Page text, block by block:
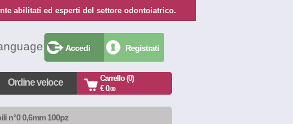
abilitati ed esperti del settore odontoiatrico.
▼ Accedi Registrati
Ordine veloce
Carrello (0)
€ 0,00
n°0 0,6mm 100pz